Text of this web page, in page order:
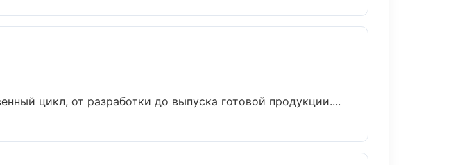
цикл, от разработки до выпуска готовой продукции....